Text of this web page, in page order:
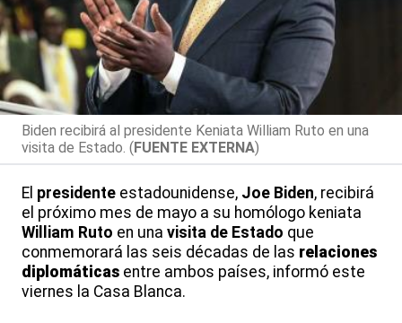
Biden recibirá al presidente Keniata William Ruto en una
visita de Estado. (FUENTE EXTERNA)
El presidente estadounidense, Joe Biden, recibirá
el próximo mes de mayo a su homólogo keniata
William Ruto en una visita de Estado que
conmemorará las seis décadas de las relaciones
diplomáticas entre ambos países, informó este
viernes la Casa Blanca.